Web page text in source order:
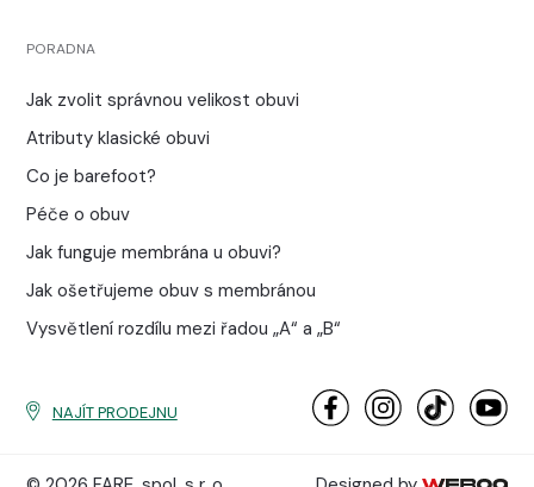
PORADNA
Jak zvolit správnou velikost obuvi
Atributy klasické obuvi
Co je barefoot?
Péče o obuv
Jak funguje membrána u obuvi?
Jak ošetřujeme obuv s membránou
Vysvětlení rozdílu mezi řadou „A“ a „B“
NAJÍT PRODEJNU